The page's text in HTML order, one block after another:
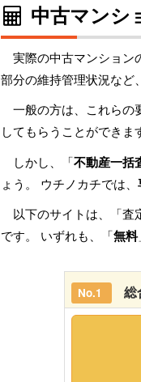
中古マンシ
実際の中古マンション
部分の維持管理状況など
一般の方は、これらの
してもらうことができま
しかし、「不動産一括
ょう。 ウチノカチでは、
以下のサイトは、「査
です。 いずれも、「無料